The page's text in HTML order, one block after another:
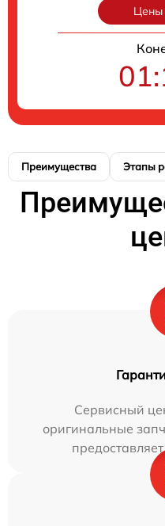
Цены
Преимущества Этапы
Сервисный
оригинальные